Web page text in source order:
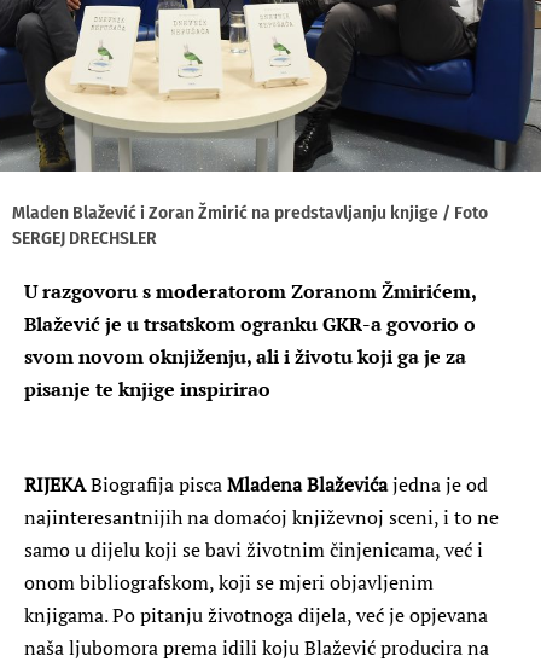
Mladen Blažević i Zoran Žmirić na predstavljanju knjige / Foto
SERGEJ DRECHSLER
U razgovoru s moderatorom Zoranom Žmirićem,
Blažević je u trsatskom ogranku GKR-a govorio o
svom novom oknjiženju, ali i životu koji ga je za
pisanje te knjige inspirirao
RIJEKABiografija piscaMladena Blaževićajedna je od
najinteresantnijih na domaćoj književnoj sceni, i to ne
samo u dijelu koji se bavi životnim činjenicama, već i
onom bibliografskom, koji se mjeri objavljenim
knjigama. Po pitanju životnoga dijela, već je opjevana
naša ljubomora prema idili koju Blažević producira na